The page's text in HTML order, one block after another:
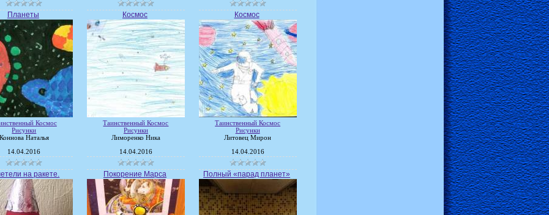
Планеты
Космос
Рисунки
Коннова Наталья
14.04.2016
Космос
Таинственный Космос
Рисунки
Лиморенко Ника
14.04.2016
Космос
Таинственный Космос
Рисунки
Литовец Мирон
14.04.2016
на ракете. Покорение Марса Полный «парад планет»